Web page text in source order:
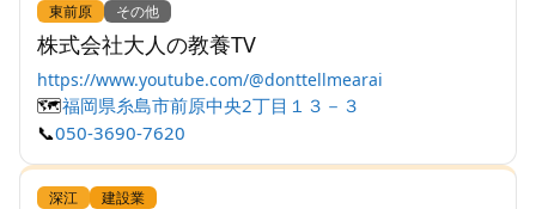
東前原 その他
株式会社大人の教養TV
https://www.youtube.com/@donttellmearai
🗺️福岡県糸島市前原中央2丁目１３－３
📞050-3690-7620
深江 建設業